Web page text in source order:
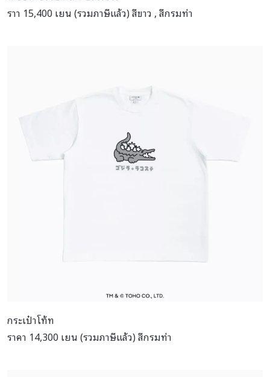
ราา 15,400 เยน (รวมภาษีแล้ว) สีขาว , สีกรมท่า
กระเป๋าโท้ท
ราคา 14,300 เยน (รวมภาษีแล้ว) สีกรมท่า